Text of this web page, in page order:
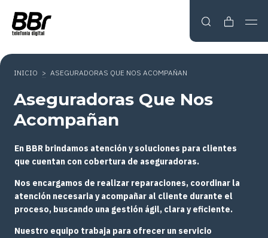
INICIO > ASEGURADORAS QUE NOS ACOMPAÑAN
Aseguradoras Que Nos
Acompañan
En BBR brindamos atención y soluciones para clientes
que cuentan con cobertura de aseguradoras.
Nos encargamos de realizar reparaciones, coordinar la
atención necesaria y acompañar al cliente durante el
proceso, buscando una gestión ágil, clara y eficiente.
Nuestro equipo trabaja para ofrecer un servicio